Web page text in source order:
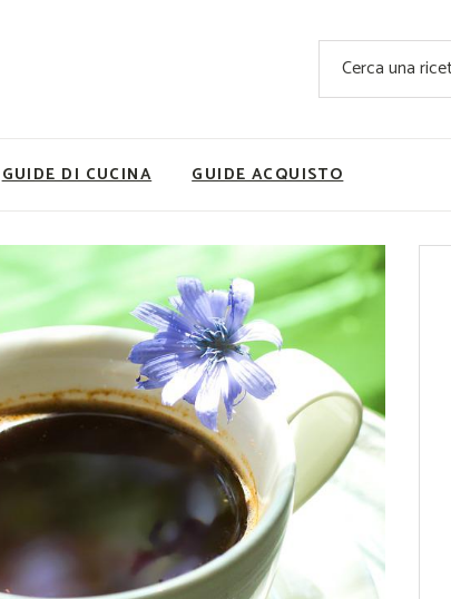
Cerca
GUIDE DI CUCINA GUIDE ACQUISTO
Ricette Facili e Veloci
Ricette Primi Piatti
Ricette Dolci
Ricette Carne
Ricette Secondi
Ricette Pizze e Rustici
Ricette Contorni
Ricette Piatti unici
Ricette Pesce
Video Ricette
Ricette per Ingrediente
Ricette